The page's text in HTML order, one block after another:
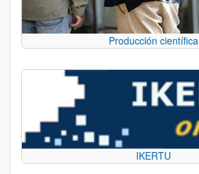
Producción científica
IKERTU